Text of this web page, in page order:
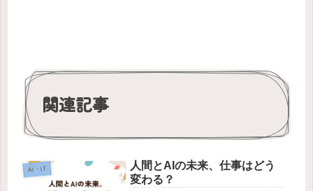
関連記事
AI・IT
人間とAIの未来、仕事はどう
変わる？